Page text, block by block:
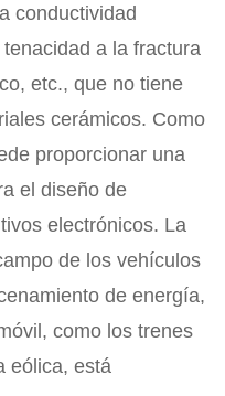
conductividad
a la fractura
etc., que no tiene
cerámicos. Como
proporcionar una
el diseño de
electrónicos. La
de los vehículos
de energía,
como los trenes
eólica, está